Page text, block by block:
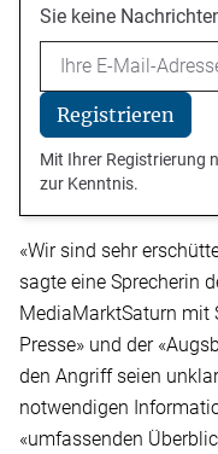
Sie keine
Email
Registrieren
Mit Ihrer Registrierung
zur Kenntnis.
«Wir sind sehr
sagte eine Sprecherin
MediaMarktSaturn mit
Presse» und der
den Angriff seien
notwendigen
«umfassenden